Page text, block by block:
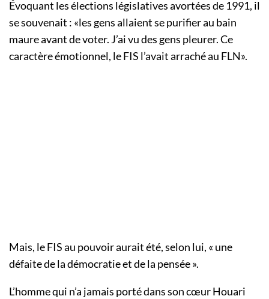
Évoquant les élections législatives avortées de 1991, il
se souvenait : «les gens allaient se purifier au bain
maure avant de voter. J’ai vu des gens pleurer. Ce
caractère émotionnel, le FIS l’avait arraché au FLN».
Mais, le FIS au pouvoir aurait été, selon lui, « une
défaite de la démocratie et de la pensée ».
L’homme qui n’a jamais porté dans son cœur Houari